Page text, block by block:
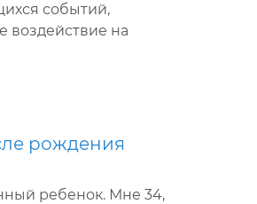
событий,
воздействие на
рождения
ребенок. Мне 34,